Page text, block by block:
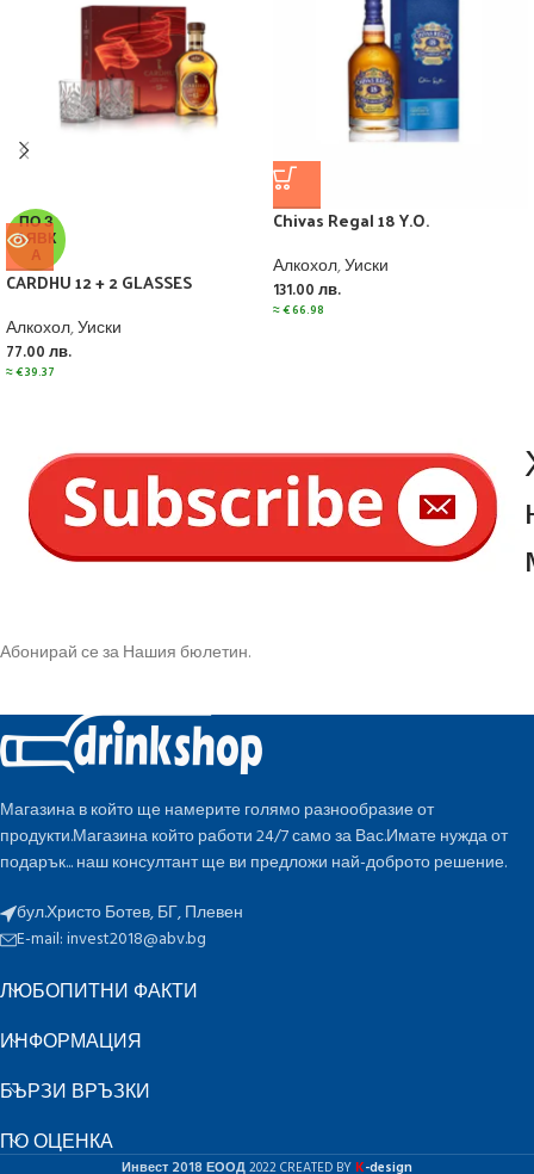
ПО З
АЯВК
А
CARDHU 12 + 2 GLASSES
Алкохол,Уиски
77.00 лв.
≈€39.37
Chivas Regal 18 Y.O.
Алкохол,Уиски
131.00 лв.
≈€66.98
Абонирай се за Нашия бюлетин.
Магазина в който ще намерите голямо разнообразие от
продукти.Магазина който работи 24/7 само за Вас.Имате нужда от
подарък... наш консултант ще ви предложи най-доброто решение.
бул.Христо Ботев, БГ, Плевен
E-mail:invest2018@abv.bg
ЛЮБОПИТНИ ФАКТИ
ИНФОРМАЦИЯ
БЪРЗИ ВРЪЗКИ
ПО ОЦЕНКА
Инвест 2018 ЕООД2022 CREATED BY K-design